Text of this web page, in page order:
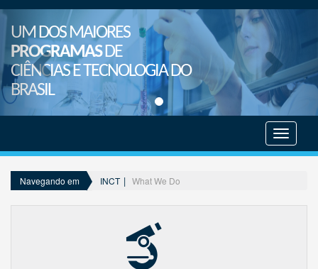
UM DOS MAIORES
PROGRAMASDE
CIÊNCIAS E TECNOLOGIA DO
BRASIL
menu
Navegando em INCT What We Do